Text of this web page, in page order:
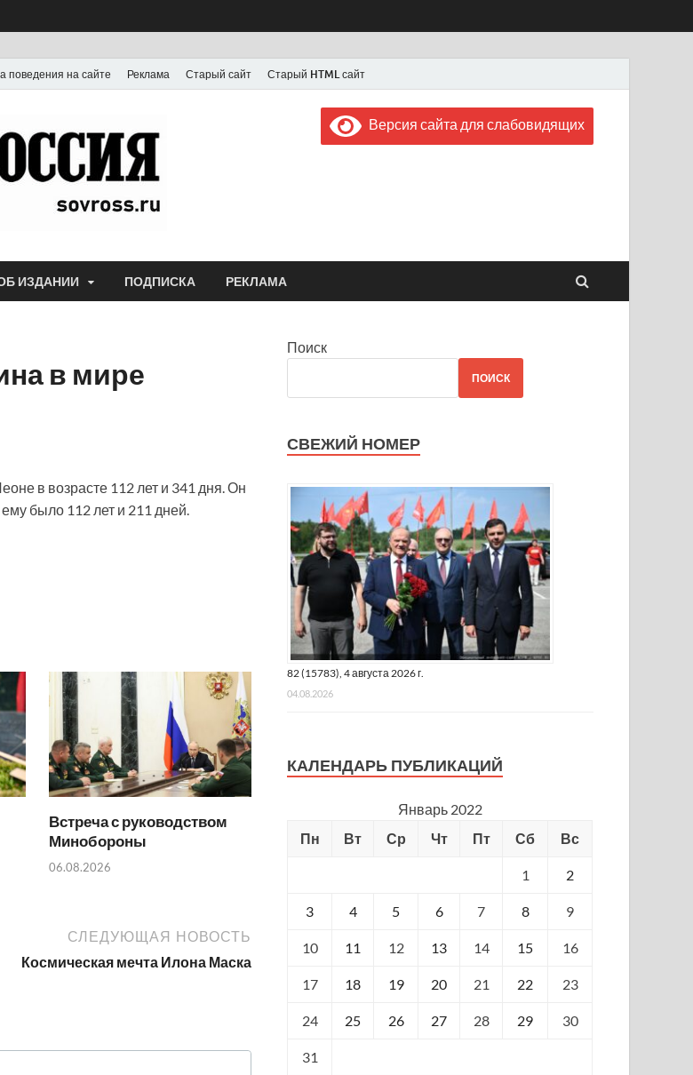
поведения на сайте Реклама Старый сайт Старый HTML сайт
Газета "Советская Россия"
Выпускается с июля 1956 года
Версия сайта для слабовидящих
ИЗДАНИИ ПОДПИСКА РЕКЛАМА
в мире
в возрасте 112 лет и 341 дня. Он
было 112 лет и 211 дней.
Встреча с руководством
Минобороны
06.08.2026
СЛЕДУЮЩАЯ НОВОСТЬ
Космическая мечта Илона Маска
Поиск
ПОИСК
СВЕЖИЙ НОМЕР
82 (15783), 4 августа 2026 г.
04.08.2026
КАЛЕНДАРЬ ПУБЛИКАЦИЙ
Январь 2022
Пн
Вт Ср Чт Пт Сб Вс
1 2
3 4 5 6 7 8 9
10 11 12 13 14 15 16
17 18 19 20 21 22 23
24 25 26 27 28 29 30
31